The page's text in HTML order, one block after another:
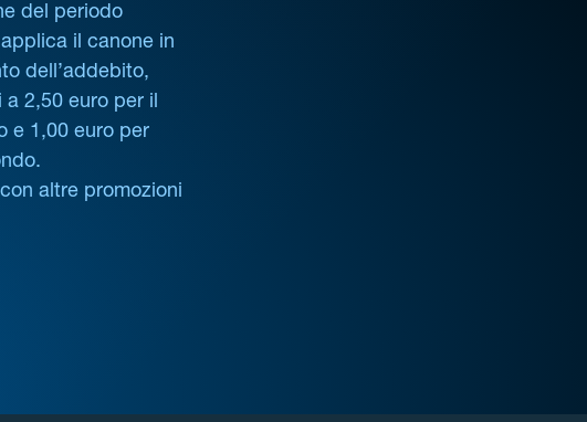
del periodo
il canone in
dell’addebito,
2,50 euro per il
e 1,00 euro per
altre promozioni